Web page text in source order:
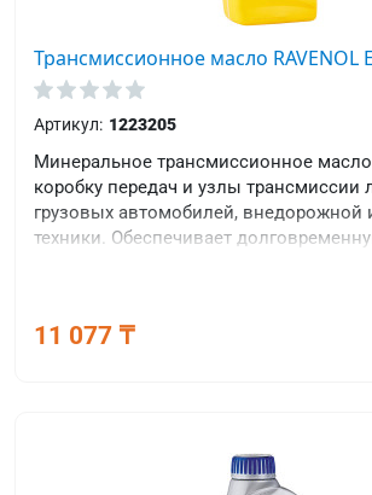
Трансмиссионное масло RAVENOL
Артикул: 1223205
Минеральное трансмиссионное
коробку передач и узлы трансмиссии
грузовых автомобилей, внедорожной
техники. Обеспечивает
11 077 ₸